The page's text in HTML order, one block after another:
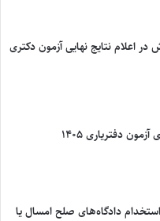
اعلام نتایج نهایی آزمون دکتری
دفتریاری ۱۴۰۵
دادگاه‌های صلح امسال یا